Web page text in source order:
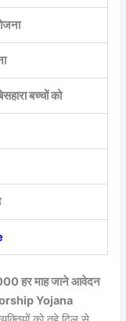
बच्चों को
हर माह जाने आवेदन
Yojana